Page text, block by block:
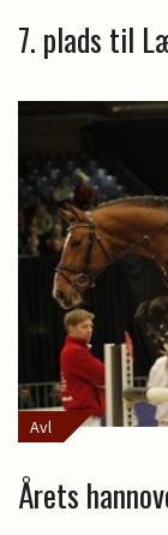
7. plads til
Avl
Årets